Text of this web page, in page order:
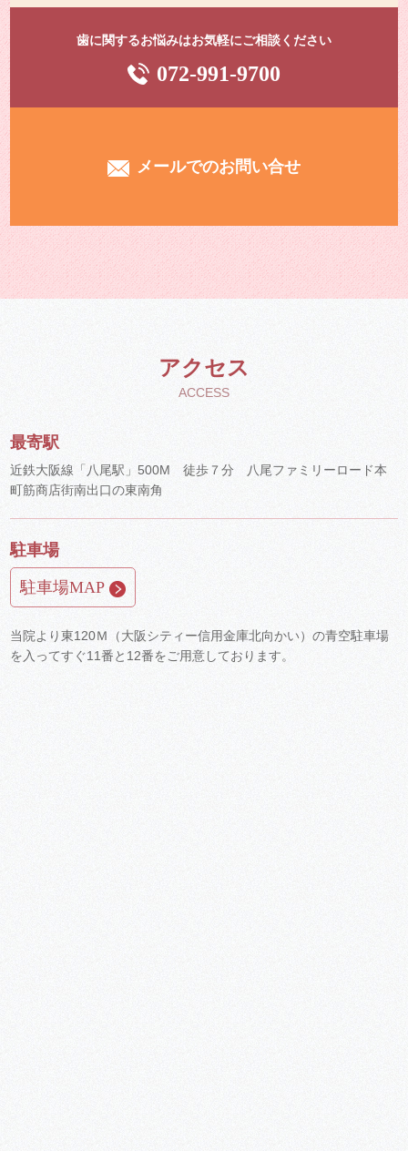
歯に関するお悩みはお気軽にご相談ください
072-991-9700
メールでのお問い合せ
アクセス
ACCESS
最寄駅
近鉄大阪線「八尾駅」500M 徒歩７分 八尾ファミリーロード本
町筋商店街南出口の東南角
駐車場
駐車場MAP
当院より東120Ｍ（大阪シティー信用金庫北向かい）の青空駐車場
を入ってすぐ11番と12番をご用意しております。